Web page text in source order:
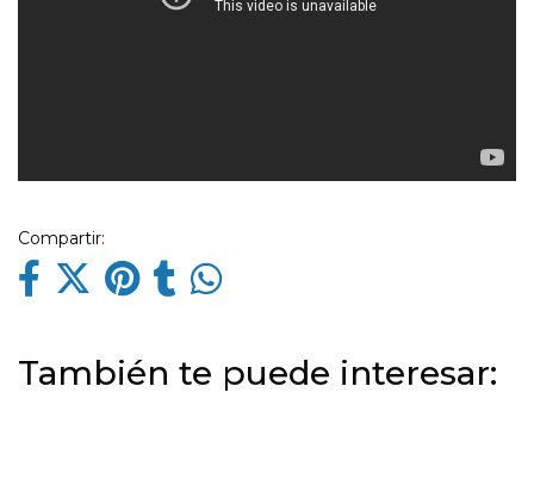
Compartir:
También te puede interesar: